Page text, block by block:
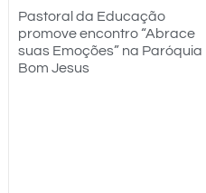
Pastoral da Educação
promove encontro “Abrace
suas Emoções” na Paróquia
Bom Jesus